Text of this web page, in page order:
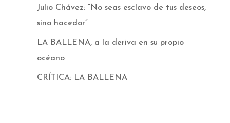
Julio Chávez: “No seas esclavo de tus deseos,
sino hacedor”
LA BALLENA, a la deriva en su propio
océano
CRÍTICA: LA BALLENA